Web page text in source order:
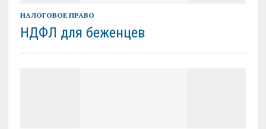
НАЛОГОВОЕ ПРАВО
НДФЛ для беженцев